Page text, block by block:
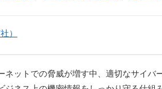
）
ネットでの脅威が増す中、適切なサイバ